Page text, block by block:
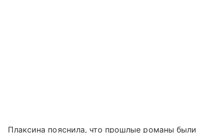
Плаксина пояснила, что прошлые романы были